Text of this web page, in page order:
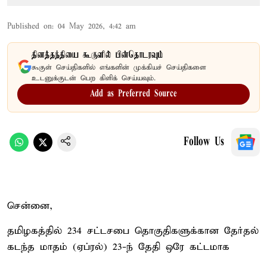
Published on: 04 May 2026, 4:42 am
தினத்தந்தியை கூகுளில் பின்தொடரவும்
கூகுள் செய்திகளில் எங்களின் முக்கியச் செய்திகளை
உடனுக்குடன் பெற கிளிக் செய்யவும்.
Add as Preferred Source
Follow Us
சென்னை,
தமிழகத்தில் 234 சட்டசபை தொகுதிகளுக்கான தேர்தல்
கடந்த மாதம் (ஏப்ரல்) 23-ந் தேதி ஒரே கட்டமாக